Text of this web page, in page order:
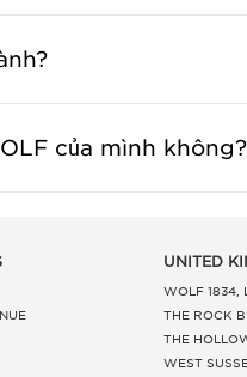
của mình không?
UNITED
WOLF 1834,
THE ROCK
THE
WEST